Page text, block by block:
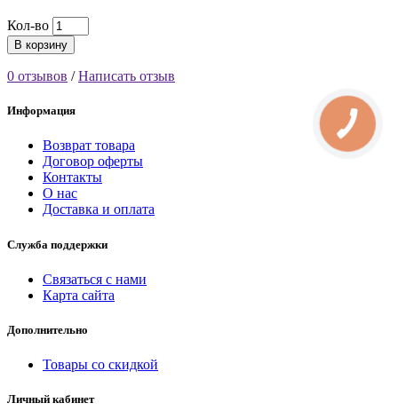
Кол-во
В корзину
0 отзывов /Написать отзыв
Информация
Возврат товара
Договор оферты
Контакты
О нас
Доставка и оплата
Служба поддержки
Связаться с нами
Карта сайта
Дополнительно
Товары со скидкой
Личный кабинет